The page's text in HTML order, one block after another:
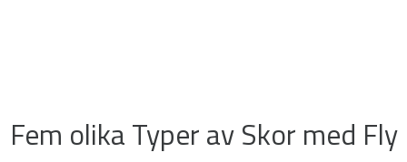
Fem olika Typer av Skor med Fly